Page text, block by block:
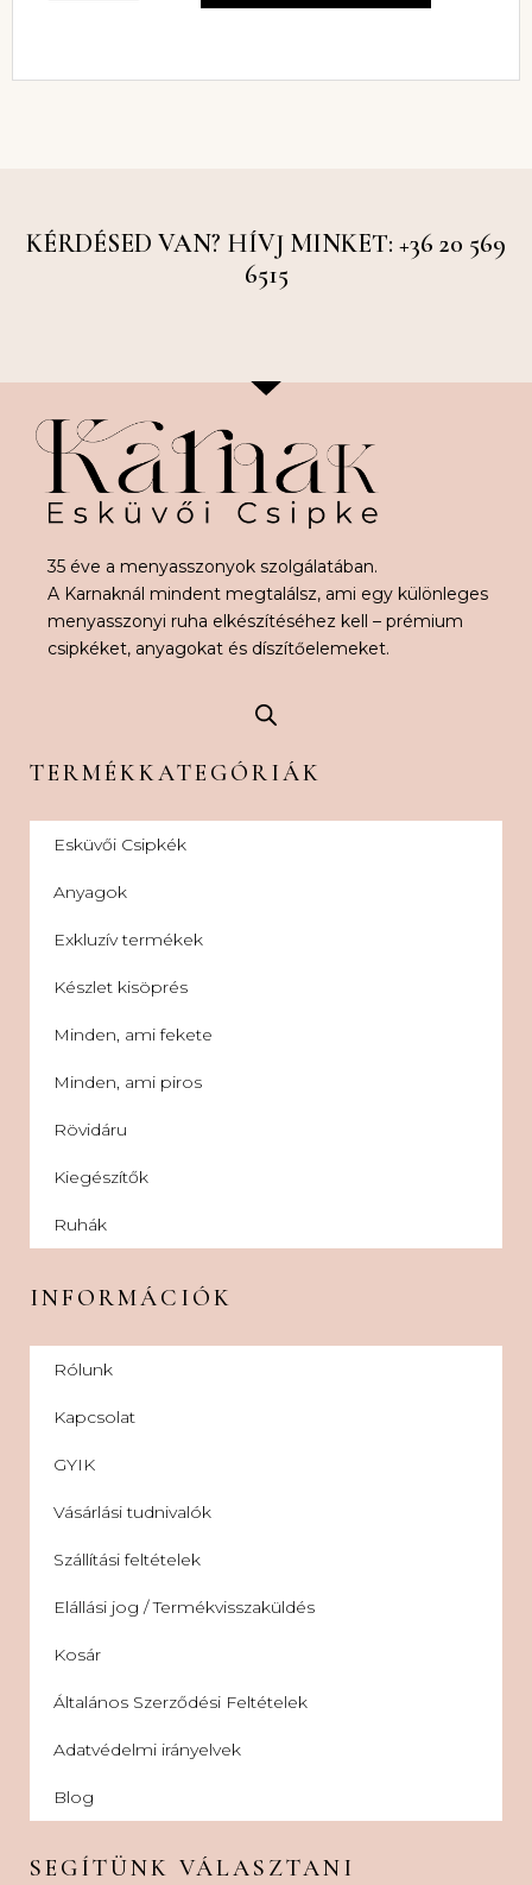
KÉRDÉSED VAN? HÍVJ MINKET: +36 20 569
6515
35 éve a menyasszonyok szolgálatában.
A Karnaknál mindent megtalálsz, ami egy különleges
menyasszonyi ruha elkészítéséhez kell – prémium
csipkéket, anyagokat és díszítőelemeket.
TERMÉKKATEGÓRIÁK
Esküvői Csipkék
Anyagok
Exkluzív termékek
Készlet kisöprés
Minden, ami fekete
Minden, ami piros
Rövidáru
Kiegészítők
Ruhák
INFORMÁCIÓK
Rólunk
Kapcsolat
GYIK
Vásárlási tudnivalók
Szállítási feltételek
Elállási jog / Termékvisszaküldés
Kosár
Általános Szerződési Feltételek
Adatvédelmi irányelvek
Blog
SEGÍTÜNK VÁLASZTANI